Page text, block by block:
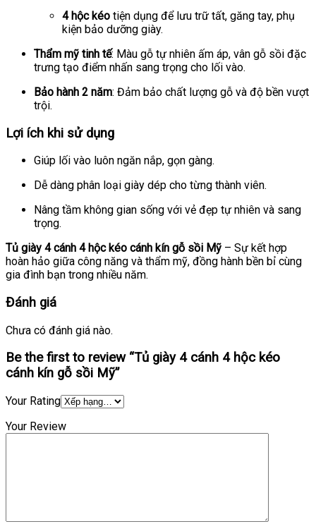
4 hộc kéo tiện dụng để lưu trữ tất, găng tay, phụ
kiện bảo dưỡng giày.
Thẩm mỹ tinh tế: Màu gỗ tự nhiên ấm áp, vân gỗ sồi đặc
trưng tạo điểm nhấn sang trọng cho lối vào.
Bảo hành 2 năm: Đảm bảo chất lượng gỗ và độ bền vượt
trội.
Lợi ích khi sử dụng
Giúp lối vào luôn ngăn nắp, gọn gàng.
Dễ dàng phân loại giày dép cho từng thành viên.
Nâng tầm không gian sống với vẻ đẹp tự nhiên và sang
trọng.
Tủ giày 4 cánh 4 hộc kéo cánh kín gỗ sồi Mỹ – Sự kết hợp
hoàn hảo giữa công năng và thẩm mỹ, đồng hành bền bỉ cùng
gia đình bạn trong nhiều năm.
Đánh giá
Chưa có đánh giá nào.
Be the first to review “Tủ giày 4 cánh 4 hộc kéo
cánh kín gỗ sồi Mỹ”
Your Rating
Your Review